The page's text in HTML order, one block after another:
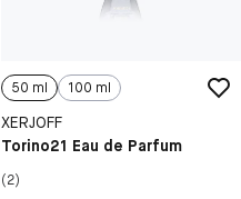
50 ml 100 ml
XERJOFF
Torino21 Eau de Parfum
(2)